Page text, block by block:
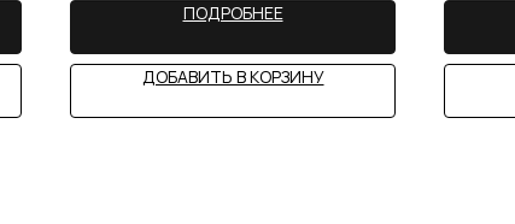
ПОДРОБНЕЕ
ДОБАВИТЬ В КОРЗИНУ